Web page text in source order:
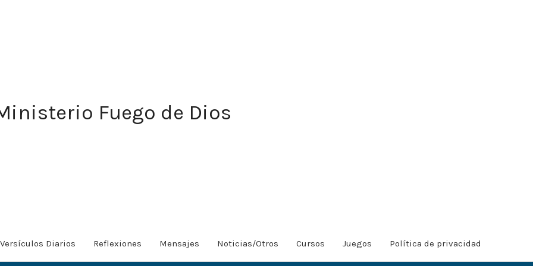
Fuego de Dios
Versículos Diarios Reflexiones Mensajes Noticias/Otros Cursos Juegos Política de privacidad